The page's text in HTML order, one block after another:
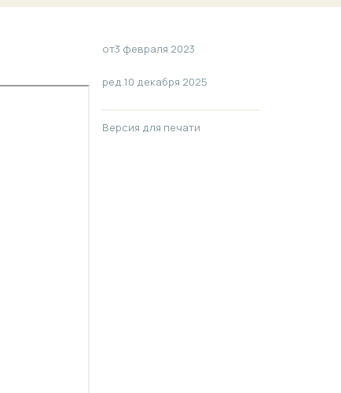
от3 февраля 2023
ред.10 декабря 2025
Версия для печати